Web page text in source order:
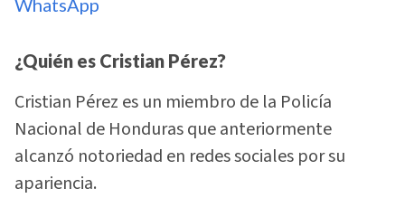
WhatsApp
¿Quién es Cristian Pérez?
Cristian Pérez es un miembro de la Policía
Nacional de Honduras que anteriormente
alcanzó notoriedad en redes sociales por su
apariencia.